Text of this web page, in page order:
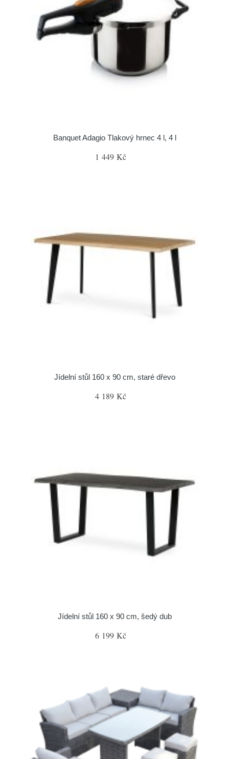
Banquet Adagio Tlakový hrnec 4 l, 4 l
1 449 Kč
Jídelní stůl 160 x 90 cm, staré dřevo
4 189 Kč
Jídelní stůl 160 x 90 cm, šedý dub
6 199 Kč